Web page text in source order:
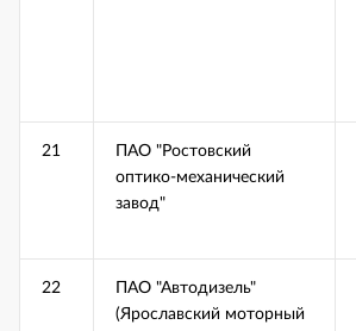
21
ПАО "Ростовский
оптико-механический
завод"
22
ПАО "Автодизель"
(Ярославский моторный